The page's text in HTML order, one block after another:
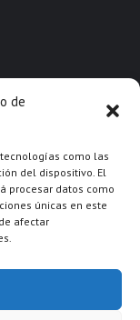
de
como las
del dispositivo. El
procesar datos como
únicas en este
afectar